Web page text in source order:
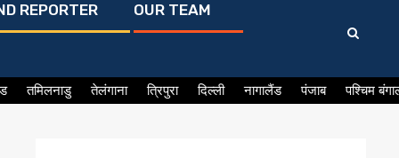
REPORTER OUR TEAM
तमिलनाडु तेलंगाना त्रिपुरा दिल्ली नागालैंड पंजाब पश्चिम